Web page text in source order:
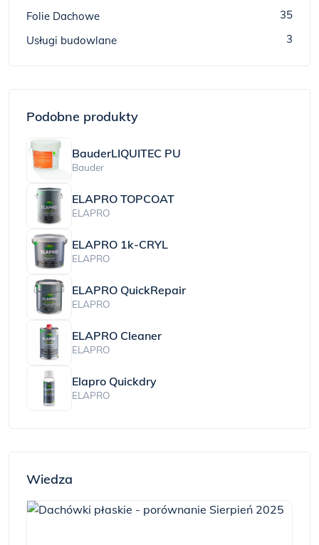
Folie Dachowe
35
Usługi budowlane
3
Podobne produkty
BauderLIQUITEC PU
Bauder
ELAPRO TOPCOAT
ELAPRO
ELAPRO 1k-CRYL
ELAPRO
ELAPRO QuickRepair
ELAPRO
ELAPRO Cleaner
ELAPRO
Elapro Quickdry
ELAPRO
Wiedza